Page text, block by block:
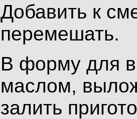
Добавить к
перемешать.
В форму для
маслом,
залить